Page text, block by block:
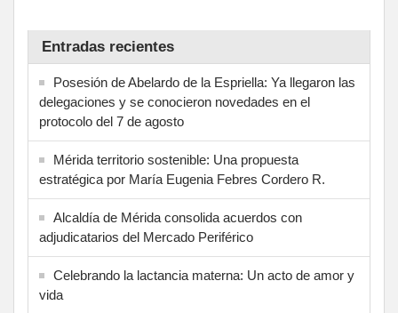
Entradas recientes
Posesión de Abelardo de la Espriella: Ya llegaron las
delegaciones y se conocieron novedades en el
protocolo del 7 de agosto
Mérida territorio sostenible: Una propuesta
estratégica por María Eugenia Febres Cordero R.
Alcaldía de Mérida consolida acuerdos con
adjudicatarios del Mercado Periférico
Celebrando la lactancia materna: Un acto de amor y
vida